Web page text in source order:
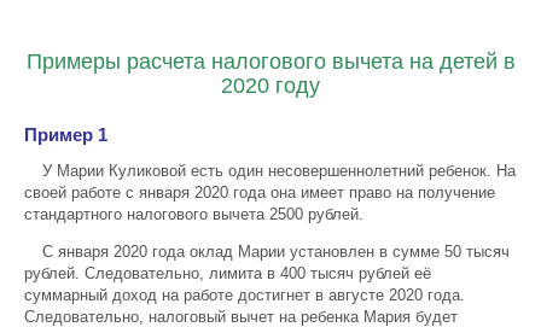
Примеры расчета налогового вычета на детей в
2020 году
Пример 1
У Марии Куликовой есть один несовершеннолетний ребенок. На
своей работе с января 2020 года она имеет право на получение
стандартного налогового вычета 2500 рублей.
С января 2020 года оклад Марии установлен в сумме 50 тысяч
рублей. Следовательно, лимита в 400 тысяч рублей её
суммарный доход на работе достигнет в августе 2020 года.
Следовательно, налоговый вычет на ребенка Мария будет